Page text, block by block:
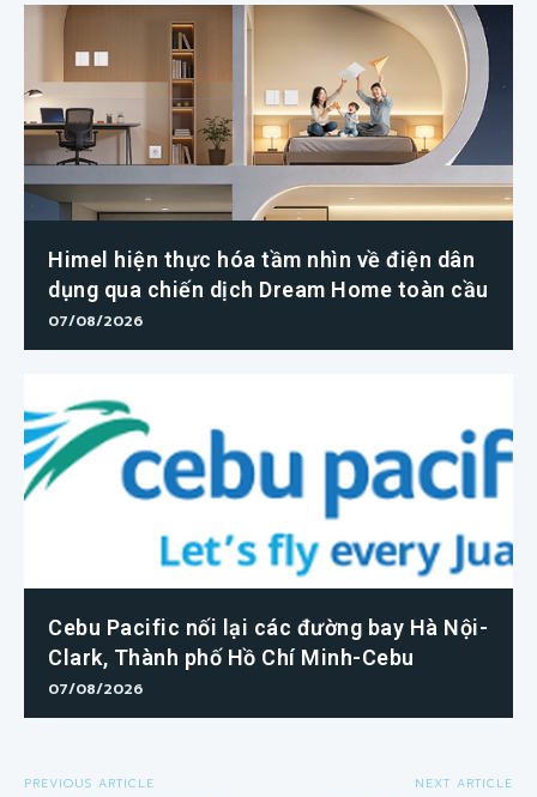
Himel hiện thực hóa tầm nhìn về điện dân
dụng qua chiến dịch Dream Home toàn cầu
07/08/2026
Cebu Pacific nối lại các đường bay Hà Nội-
Clark, Thành phố Hồ Chí Minh-Cebu
07/08/2026
PREVIOUS ARTICLE NEXT ARTICLE